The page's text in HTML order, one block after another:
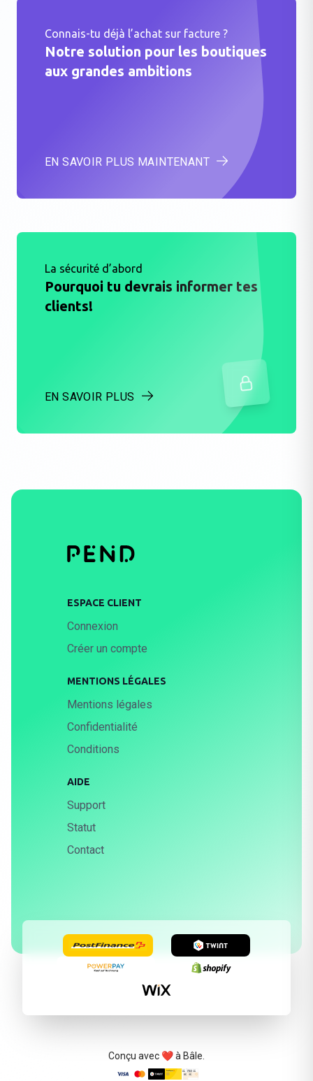
Connais-tu déjà l’achat sur facture ?
Notre solution pour les boutiques
aux grandes ambitions
EN SAVOIR PLUS MAINTENANT
La sécurité d’abord
Pourquoi tu devrais informer tes
clients!
EN SAVOIR PLUS
ESPACE CLIENT
Connexion
Créer un compte
MENTIONS LÉGALES
Mentions légales
Confidentialité
Conditions
AIDE
Support
Statut
Contact
Conçu avec ❤️ à Bâle.